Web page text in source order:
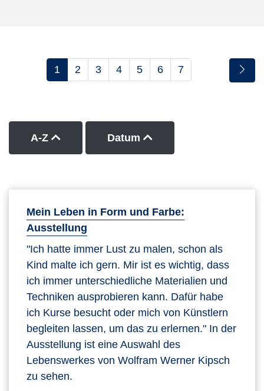
1 2 3 4 5 6 7
A-Z Kurse nach Titel aufsteigend sortieren
Datum Kurse nach Datum
Mein Leben in Form und Farbe:
Ausstellung
"Ich hatte immer Lust zu malen, schon als
Kind malte ich gern. Mir ist es wichtig, dass
ich immer unterschiedliche Materialien und
Techniken ausprobieren kann. Dafür habe
ich Kurse besucht oder mich von Künstlern
begleiten lassen, um das zu erlernen." In der
Ausstellung ist eine Auswahl des
Lebenswerkes von Wolfram Werner Kipsch
zu sehen.